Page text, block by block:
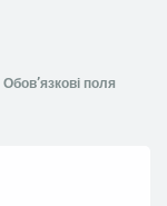
Обов’язкові поля